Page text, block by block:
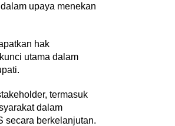
upaya menekan
hak
utama dalam
termasuk
dalam
secara berkelanjutan.
AYIMUN 2026 Depok Resmi
Di Akademia | 3 Agustus 2026